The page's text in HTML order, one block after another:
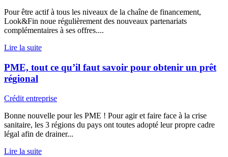
Pour être actif à tous les niveaux de la chaîne de financement,
Look&Fin noue régulièrement des nouveaux partenariats
complémentaires à ses offres....
Lire la suite
PME, tout ce qu’il faut savoir pour obtenir un prêt
régional
Crédit entreprise
Bonne nouvelle pour les PME ! Pour agir et faire face à la crise
sanitaire, les 3 régions du pays ont toutes adopté leur propre cadre
légal afin de drainer...
Lire la suite